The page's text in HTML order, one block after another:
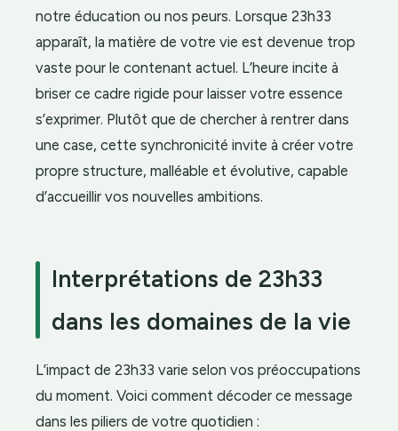
notre éducation ou nos peurs. Lorsque 23h33
apparaît, la matière de votre vie est devenue trop
vaste pour le contenant actuel. L’heure incite à
briser ce cadre rigide pour laisser votre essence
s’exprimer. Plutôt que de chercher à rentrer dans
une case, cette synchronicité invite à créer votre
propre structure, malléable et évolutive, capable
d’accueillir vos nouvelles ambitions.
Interprétations de 23h33
dans les domaines de la vie
L’impact de 23h33 varie selon vos préoccupations
du moment. Voici comment décoder ce message
dans les piliers de votre quotidien :